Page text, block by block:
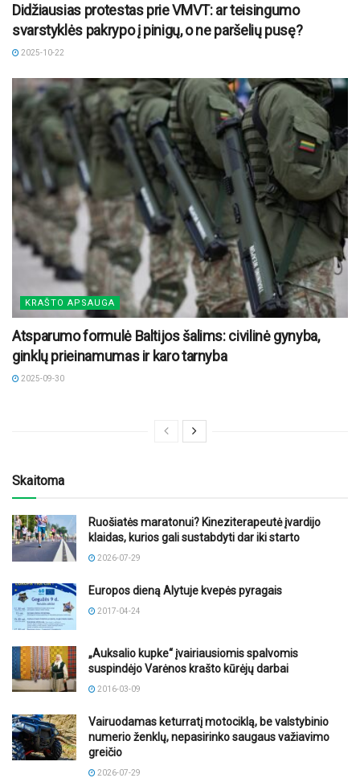
Didžiausias protestas prie VMVT: ar teisingumo
svarstyklės pakrypo į pinigų, o ne paršelių pusę?
2025-10-22
KRAŠTO APSAUGA
Atsparumo formulė Baltijos šalims: civilinė gynyba,
ginklų prieinamumas ir karo tarnyba
2025-09-30
Skaitoma
Ruošiatės maratonui? Kineziterapeutė įvardijo
klaidas, kurios gali sustabdyti dar iki starto
2026-07-29
Europos dieną Alytuje kvepės pyragais
2017-04-24
„Auksalio kupke“ įvairiausiomis spalvomis
suspindėjo Varėnos krašto kūrėjų darbai
2016-03-09
Vairuodamas keturratį motociklą, be valstybinio
numerio ženklų, nepasirinko saugaus važiavimo
greičio
2026-07-29